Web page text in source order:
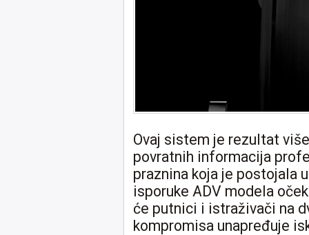
Ovaj sistem je rezultat
povratnih informacija
praznina koja je postojala
isporuke ADV modela
će putnici i istraživači na
kompromisa unapređuje